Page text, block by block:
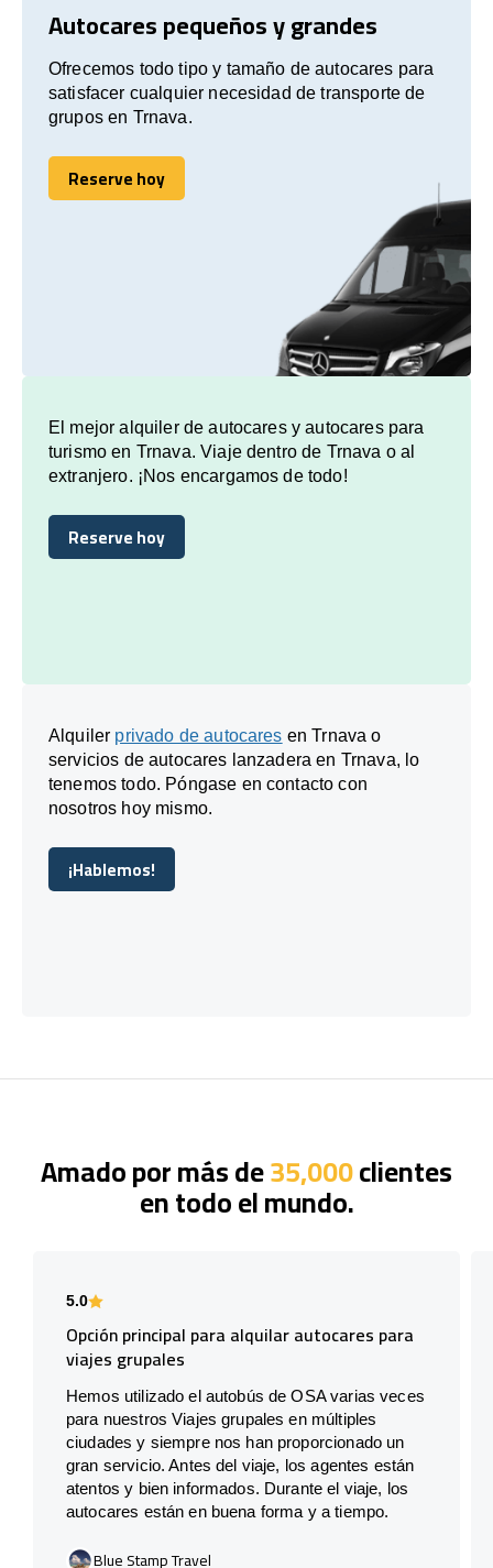
Autocares pequeños y grandes
Ofrecemos todo tipo y tamaño de autocares para
satisfacer cualquier necesidad de transporte de
grupos en Trnava.
Reserve hoy
Reserve hoy
El mejor alquiler de autocares y autocares para
turismo en Trnava. Viaje dentro de Trnava o al
extranjero. ¡Nos encargamos de todo!
Reserve hoy
Reserve hoy
Alquiler privado de autocares en Trnava o
servicios de autocares lanzadera en Trnava, lo
tenemos todo. Póngase en contacto con
nosotros hoy mismo.
¡Hablemos!
¡Hablemos!
Amado por más de35,000clientes
en todo el mundo.
5.0
Opción principal para alquilar autocares para
viajes grupales
Hemos utilizado el autobús de OSA varias veces
para nuestros Viajes grupales en múltiples
ciudades y siempre nos han proporcionado un
gran servicio. Antes del viaje, los agentes están
atentos y bien informados. Durante el viaje, los
autocares están en buena forma y a tiempo.
Blue Stamp Travel